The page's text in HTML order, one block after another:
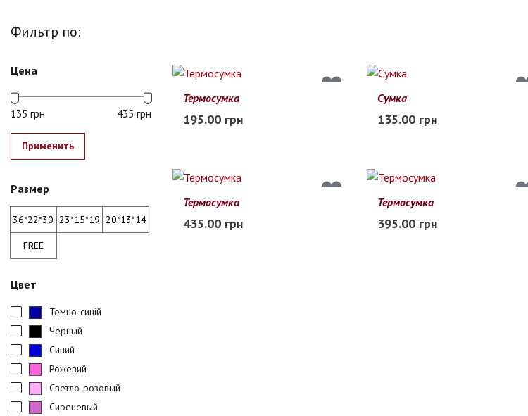
Фильтр по:
Цена
135 грн 435 грн
Применить
Размер
36*22*30 23*15*19 20*13*14
FREE
Цвет
Темно-синій
Черный
Синий
Рожевий
Светло-розовый
Сиреневый
Термосумка
195.00 грн
В наличии
Сумка
135.00 грн
В наличии
Термосумка
435.00 грн
В наличии
Термосумка
395.00 грн
В наличии